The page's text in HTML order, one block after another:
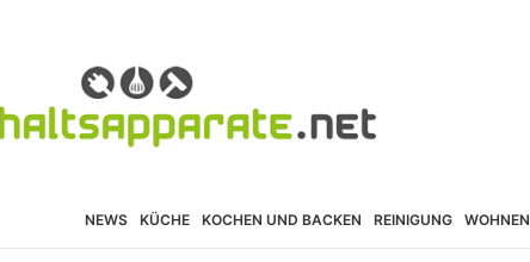
NEWS KÜCHE KOCHEN UND BACKEN REINIGUNG WOHNEN